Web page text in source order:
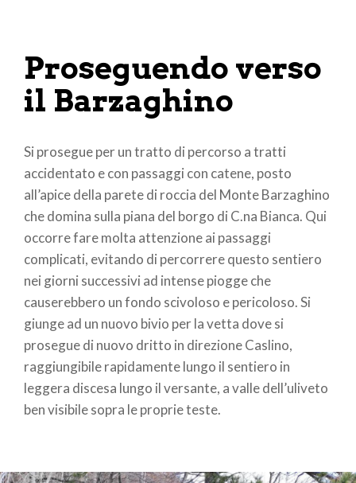
Proseguendo verso
il Barzaghino
Si prosegue per un tratto di percorso a tratti
accidentato e con passaggi con catene, posto
all’apice della parete di roccia del Monte Barzaghino
che domina sulla piana del borgo di C.na Bianca. Qui
occorre fare molta attenzione ai passaggi
complicati, evitando di percorrere questo sentiero
nei giorni successivi ad intense piogge che
causerebbero un fondo scivoloso e pericoloso. Si
giunge ad un nuovo bivio per la vetta dove si
prosegue di nuovo dritto in direzione Caslino,
raggiungibile rapidamente lungo il sentiero in
leggera discesa lungo il versante, a valle dell’uliveto
ben visibile sopra le proprie teste.